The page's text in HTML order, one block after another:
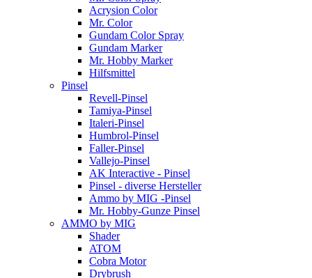
Acrysion Color
Mr. Color
Gundam Color Spray
Gundam Marker
Mr. Hobby Marker
Hilfsmittel
Pinsel
Revell-Pinsel
Tamiya-Pinsel
Italeri-Pinsel
Humbrol-Pinsel
Faller-Pinsel
Vallejo-Pinsel
AK Interactive - Pinsel
Pinsel - diverse Hersteller
Ammo by MIG -Pinsel
Mr. Hobby-Gunze Pinsel
AMMO by MIG
Shader
ATOM
Cobra Motor
Drybrush